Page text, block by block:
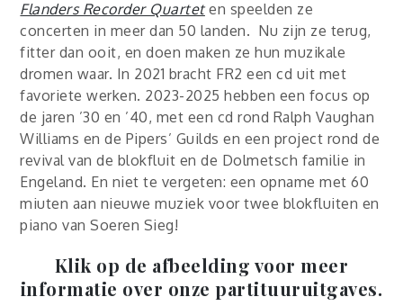
Flanders Recorder Quarteten speelden ze
concerten in meer dan 50 landen. Nu zijn ze terug,
fitter dan ooit, en doen maken ze hun muzikale
dromen waar. In 2021 bracht FR2 een cd uit met
favoriete werken. 2023-2025 hebben een focus op
de jaren ’30 en ’40, met een cd rond Ralph Vaughan
Williams en de Pipers’ Guilds en een project rond de
revival van de blokfluit en de Dolmetsch familie in
Engeland. En niet te vergeten: een opname met 60
miuten aan nieuwe muziek voor twee blokfluiten en
piano van Soeren Sieg!
Klik op de afbeelding voor meer
informatie over onze partituuruitgaves.